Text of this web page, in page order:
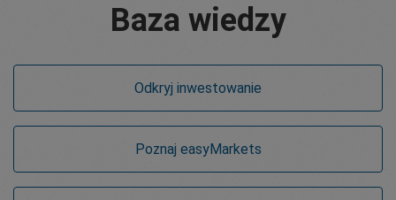
Baza wiedzy
Odkryj inwestowanie
Poznaj easyMarkets